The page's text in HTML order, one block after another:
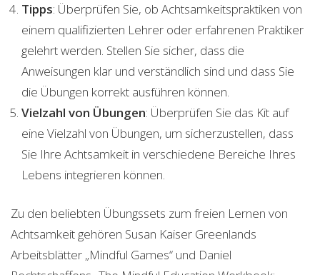
Tipps: Überprüfen Sie, ob Achtsamkeitspraktiken von
einem qualifizierten Lehrer oder erfahrenen Praktiker
gelehrt werden. Stellen Sie sicher, dass die
Anweisungen klar und verständlich sind und dass Sie
die Übungen korrekt ausführen können.
Vielzahl von Übungen: Überprüfen Sie das Kit auf
eine Vielzahl von Übungen, um sicherzustellen, dass
Sie Ihre Achtsamkeit in verschiedene Bereiche Ihres
Lebens integrieren können.
Zu den beliebten Übungssets zum freien Lernen von
Achtsamkeit gehören Susan Kaiser Greenlands
Arbeitsblätter „Mindful Games“ und Daniel